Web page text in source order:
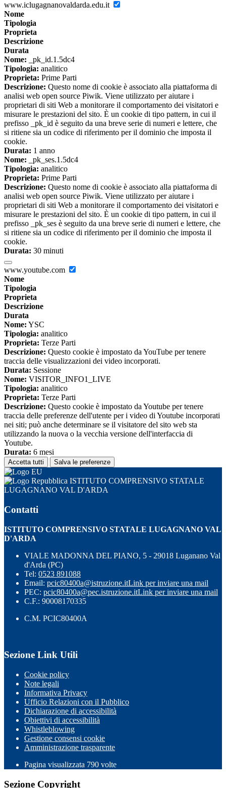
www.iclugagnanovaldarda.edu.it
Nome
Tipologia
Proprieta
Descrizione
Durata
Nome: _pk_id.1.5dc4
Tipologia: analitico
Proprieta: Prime Parti
Descrizione: Questo nome di cookie è associato alla piattaforma di
analisi web open source Piwik. Viene utilizzato per aiutare i
proprietari di siti Web a monitorare il comportamento dei visitatori e
misurare le prestazioni del sito. È un cookie di tipo pattern, in cui il
prefisso _pk_id è seguito da una breve serie di numeri e lettere, che
si ritiene sia un codice di riferimento per il dominio che imposta il
cookie.
Durata: 1 anno
Nome: _pk_ses.1.5dc4
Tipologia: analitico
Proprieta: Prime Parti
Descrizione: Questo nome di cookie è associato alla piattaforma di
analisi web open source Piwik. Viene utilizzato per aiutare i
proprietari di siti Web a monitorare il comportamento dei visitatori e
misurare le prestazioni del sito. È un cookie di tipo pattern, in cui il
prefisso _pk_ses è seguito da una breve serie di numeri e lettere, che
si ritiene sia un codice di riferimento per il dominio che imposta il
cookie.
Durata: 30 minuti
www.youtube.com
Nome
Tipologia
Proprieta
Descrizione
Durata
Nome: YSC
Tipologia: analitico
Proprieta: Terze Parti
Descrizione: Questo cookie è impostato da YouTube per tenere
traccia delle visualizzazioni dei video incorporati.
Durata: Sessione
Nome: VISITOR_INFO1_LIVE
Tipologia: analitico
Proprieta: Terze Parti
Descrizione: Questo cookie è impostato da Youtube per tenere
traccia delle preferenze dell'utente per i video di Youtube incorporati
nei siti; può anche determinare se il visitatore del sito web sta
utilizzando la nuova o la vecchia versione dell'interfaccia di
Youtube.
Durata: 6 mesi
Accetta tutti Salva le preferenze
ISTITUTO COMPRENSIVO STATALE
LUGAGNANO VAL D'ARDA
Contatti
ISTITUTO COMPRENSIVO STATALE LUGAGNANO VAL
D'ARDA
VIALE MADONNA DEL PIANO, 5 - 29018 Luganano Val
d'Arda (PC)
Tel: 0523 891088
Email: pcic80400a@istruzione.itLink per inviare una mail
PEC: pcic80400a@pec.istruzione.itLink per inviare una mail
C.F.: 90008170335
C.M. PCIC80400A
Sezione Link Utili
Cookie policy
Note legali
Informativa Privacy
Ufficio Relazioni con il Pubblico
Dichiarazione di accessibilità
Obiettivi di accessibilità
Whistleblowing
Gestione consensi cookie
Amministrazione trasparente
Pagina visualizzata 790 volte
Sezione Copyright